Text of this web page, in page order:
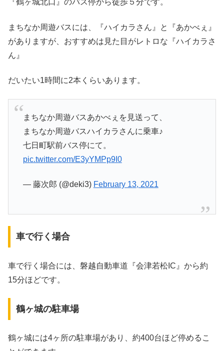
『鶴ヶ城北口』のバス停から徒歩５分です。
まちなか周遊バスには、『ハイカラさん』と『あかべぇ』
がありますが、おすすめは見た目がレトロな『ハイカラさ
ん』
だいたい1時間に2本くらいあります。
まちなか周遊バスあかべぇを見送って、
まちなか周遊バスハイカラさんに乗車♪
七日町駅前バス停にて。
pic.twitter.com/E3yYMPp9I0
— 藤次郎 (@deki3) February 13, 2021
車で行く場合
車で行く場合には、磐越自動車道『会津若松IC』から約
15分ほどです。
鶴ヶ城の駐車場
鶴ヶ城には4ヶ所の駐車場があり、約400台ほど停めるこ